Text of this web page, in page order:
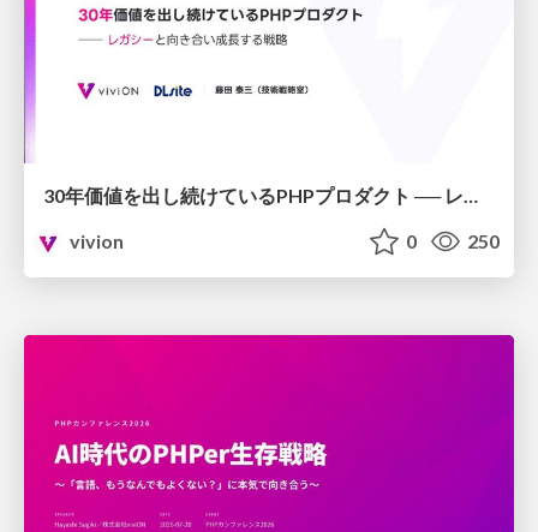
30年価値を出し続けているPHPプロダクト ── レガシーと向き合い成⻑する戦略
vivion
0 250